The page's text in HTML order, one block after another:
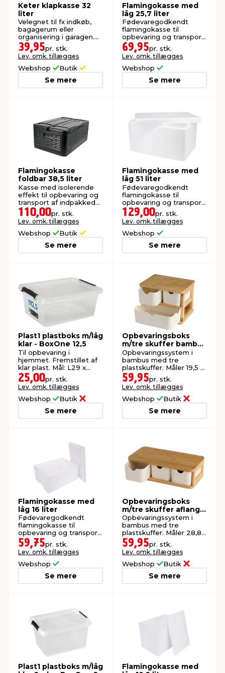
Keter klapkasse 32
liter
Velegnet til fx indkøb,
bagagerum eller
organisering i garagen.
Foldbart design.
39,95pr. stk.
Lev. omk. tillægges
Webshop Butik
Se mere
Flamingokasse med
låg 25,7 liter
Fødevaregodkendt
flamingokasse til
opbevaring og transport
af mad og drikkevarer.
69,95pr. stk.
Lev. omk. tillægges
Webshop
Se mere
Flamingokasse
foldbar 38,5 liter
Kasse med isolerende
effekt til opbevaring og
transport af indpakkede
fødevarer.
110,00pr. stk.
Lev. omk. tillægges
Webshop Butik
Se mere
Flamingokasse med
låg 51 liter
Fødevaregodkendt
flamingokasse til
opbevaring og transport
af mad og drikkevarer.
129,00pr. stk.
Lev. omk. tillægges
Webshop
Se mere
Plast1 plastboks m/låg
klar - BoxOne 12,5
Til opbevaring i
hjemmet. Fremstillet af
klar plast. Mål: L29 x
B38,8 x H16 cm.
25,00pr. stk.
Lev. omk. tillægges
Webshop Butik
Se mere
Opbevaringsboks
m/tre skuffer bambus
- DAY
Opbevaringssystem i
bambus med tre
plastskuffer. Måler 19,5 x
15 x 15 cm.
59,95pr. stk.
Lev. omk. tillægges
Webshop Butik
Se mere
Flamingokasse med
låg 16 liter
Fødevaregodkendt
flamingokasse til
opbevaring og transport
af mad og drikkevarer.
59,75pr. stk.
Lev. omk. tillægges
Webshop
Se mere
Opbevaringsboks
m/tre skuffer aflang
bambus - DAY
Opbevaringssystem i
bambus med tre
plastskuffer. Måler 28,8 x
15 x 8 cm.
59,95pr. stk.
Lev. omk. tillægges
Webshop Butik
Se mere
Plast1 plastboks m/låg
Flamingokasse med